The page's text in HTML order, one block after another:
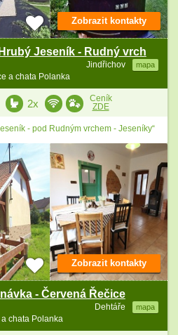
Jeseník - Rudný vrch
Jindřichov mapa
a chata Polanka
Zobrazit kontakty
2x
Ceník
ZDE
- pod Rudným vrchem - Jeseníky“
- Červená Řečice
Dehtáře mapa
chata Polanka
Zobrazit kontakty